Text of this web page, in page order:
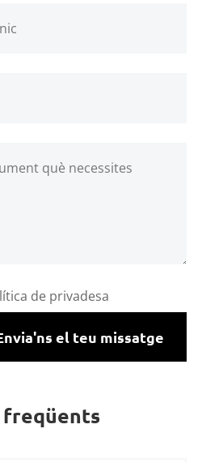
de privadesa
el teu missatge